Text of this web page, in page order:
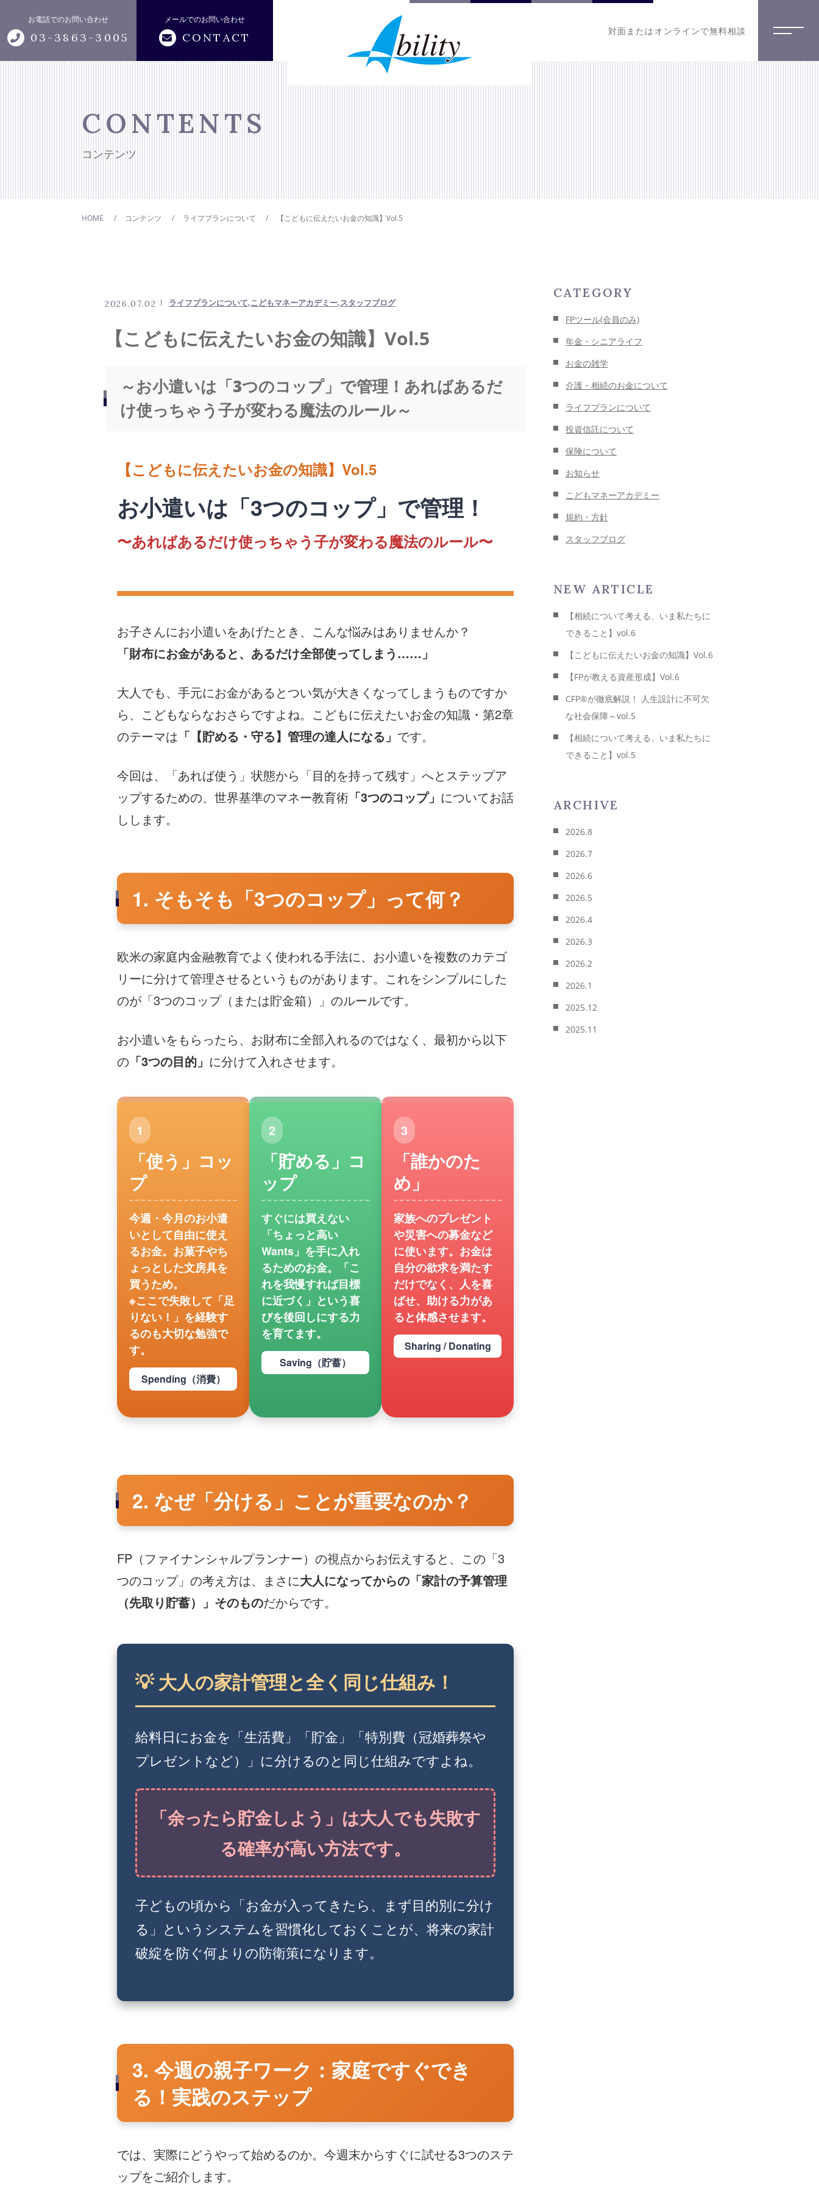
お電話でのお問い合わせ
03-3863-3005
メールでのお問い合わせ
CONTACT 対面またはオンラインで無料相談
トップページ
キャンペーン
よくある質問
ニュース
コンテンツ
お問い合わせ
CONTENTS
コンテンツ
HOME コンテンツ ライフプランについて 【こどもに伝えたいお金の知識】Vol.5
2026.07.02 ライフプランについて こどもマネーアカデミー スタッフブログ
【こどもに伝えたいお金の知識】Vol.5
～お小遣いは「3つのコップ」で管理！あればあるだ
け使っちゃう子が変わる魔法のルール～
【こどもに伝えたいお金の知識】Vol.5
お小遣いは「3つのコップ」で管理！
〜あればあるだけ使っちゃう子が変わる魔法のルール〜
お子さんにお小遣いをあげたとき、こんな悩みはありませんか？
「財布にお金があると、あるだけ全部使ってしまう……」
大人でも、手元にお金があるとつい気が大きくなってしまうものですか
ら、こどもならなおさらですよね。こどもに伝えたいお金の知識・第2章
のテーマは 「【貯める・守る】管理の達人になる」 です。
今回は、「あれば使う」状態から「目的を持って残す」へとステップア
ップするための、世界基準のマネー教育術 「3つのコップ」 についてお話
しします。
1. そもそも「3つのコップ」って何？
欧米の家庭内金融教育でよく使われる手法に、お小遣いを複数のカテゴ
リーに分けて管理させるというものがあります。これをシンプルにした
のが「3つのコップ（または貯金箱）」のルールです。
お小遣いをもらったら、お財布に全部入れるのではなく、最初から以下
の 「3つの目的」 に分けて入れさせます。
1
「使う」コッ
プ
今週・今月のお小遣
いとして自由に使え
るお金。お菓子やち
ょっとした文房具を
買うため。
※ここで失敗して「足
りない！」を経験す
るのも大切な勉強で
す。
Spending（消費）
2
「貯める」コ
ップ
すぐには買えない
「ちょっと高い
Wants」を手に入れ
るためのお金。「こ
れを我慢すれば目標
に近づく」という喜
びを後回しにする力
を育てます。
Saving（貯蓄）
3
「誰かのた
め」
家族へのプレゼント
や災害への募金など
に使います。お金は
自分の欲求を満たす
だけでなく、人を喜
ばせ、助ける力があ
ると体感させます。
Sharing / Donating
2. なぜ「分ける」ことが重要なのか？
FP（ファイナンシャルプランナー）の視点からお伝えすると、この「3
つのコップ」の考え方は、まさに大人になってからの「家計の予算管理
（先取り貯蓄）」そのものだからです。
💡 大人の家計管理と全く同じ仕組み！
給料日にお金を「生活費」「貯金」「特別費（冠婚葬祭や
プレゼントなど）」に分けるのと同じ仕組みですよね。
「余ったら貯金しよう」は大人でも失敗す
る確率が高い方法です。
子どもの頃から「お金が入ってきたら、まず目的別に分け
る」というシステムを習慣化しておくことが、将来の家計
破綻を防ぐ何よりの防衛策になります。
3. 今週の親子ワーク：家庭ですぐでき
る！実践のステップ
では、実際にどうやって始めるのか。今週末からすぐに試せる3つのステ
ップをご紹介します。
CATEGORY
FPツール(会員のみ)
年金・シニアライフ
お金の雑学
介護・相続のお金について
ライフプランについて
投資信託について
保険について
お知らせ
こどもマネーアカデミー
規約・方針
スタッフブログ
NEW ARTICLE
【相続について考える、いま私たちに
できること】vol.6
【こどもに伝えたいお金の知識】Vol.6
【FPが教える資産形成】Vol.6
CFP®が徹底解説！ 人生設計に不可欠
な社会保障～vol.5
【相続について考える、いま私たちに
できること】vol.5
ARCHIVE
2026.8
2026.7
2026.6
2026.5
2026.4
2026.3
2026.2
2026.1
2025.12
2025.11